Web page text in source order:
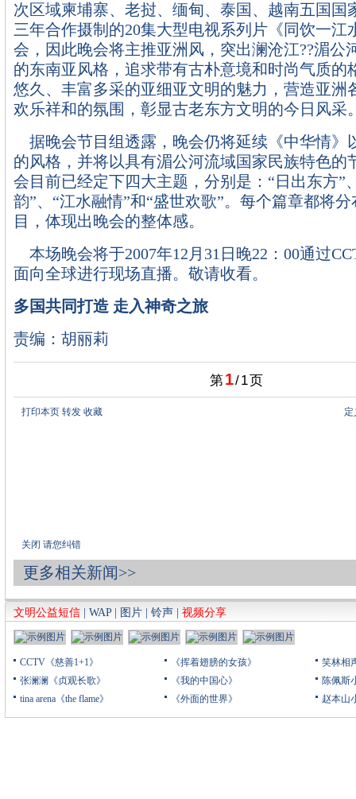
次区域柬埔寨、老挝、缅甸、泰国、越南五国国
三年合作摄制的20集大型电视系列片《同饮一江
会，因此晚会将主推亚洲风，突出澜沧江??湄公
的东南亚风格，追求带有古朴意境和时尚气质的
悠久、丰富多采的亚细亚文明的魅力，营造亚洲
欢乐祥和的氛围，彰显古老东方文明的今日风采
据晚会节目组透露，晚会仍将延续《中华情》
的风格，并将以具有湄公河流域国家民族特色的
会目前已经定下四大主题，分别是：“日出东方”
韵”、“江水融情”和“盛世欢歌”。每个篇章都将
目，体现出晚会的整体感。
本场晚会将于2007年12月31日晚22：00通过
面向全球进行现场直播。敬请收看。
多国共同打造 走入神奇之旅
责编：胡丽莉
第1/1页
打印本页 转发 收藏
关闭 请您纠错
更多相关新闻>>
文明公益短信 WAP| 图片 铃声 视频分享
CCTV《慈善1+1》
张澜澜《贞观长歌》
tina arena《the flame》
《挥着翅膀的女孩》
《我的中国心》
《外面的世界》
笑林相
陈佩斯
赵本山